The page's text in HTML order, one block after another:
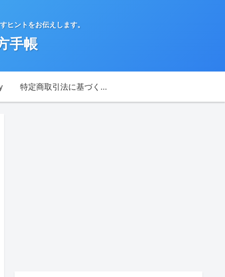
ヒントをお伝えします。
手帳
特定商取引法に基づく表記